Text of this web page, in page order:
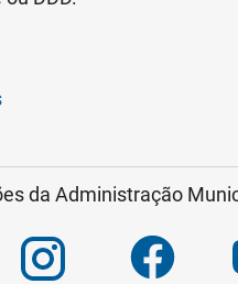
da Administração